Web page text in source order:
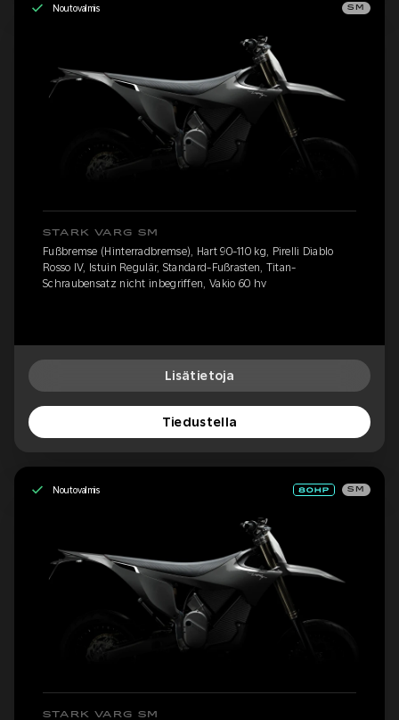
Noutovalmis SM
STARK VARG SM
Fußbremse (Hinterradbremse), Hart 90-110 kg, Pirelli Diablo
Rosso IV, Istuin Regulär, Standard-Fußrasten, Titan-
Schraubensatz nicht inbegriffen, Vakio 60 hv
Lisätietoja
Tiedustella
Noutovalmis SM
STARK VARG SM